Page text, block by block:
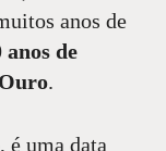
anos de
anos de
.
é uma data